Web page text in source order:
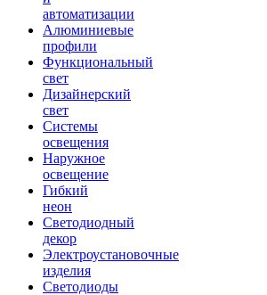
автоматизации
Алюминиевые
профили
Функциональный
свет
Дизайнерский
свет
Системы
освещения
Наружное
освещение
Гибкий
неон
Светодиодный
декор
Электроустановочные
изделия
Светодиоды